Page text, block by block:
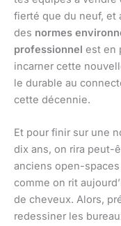
fierté que du neuf, et
des normes
professionnel est en
incarner cette
le durable au
cette décennie.
Et pour finir sur une
dix ans, on rira peut-
anciens open-
comme on rit
de cheveux. Alors,
redessiner les